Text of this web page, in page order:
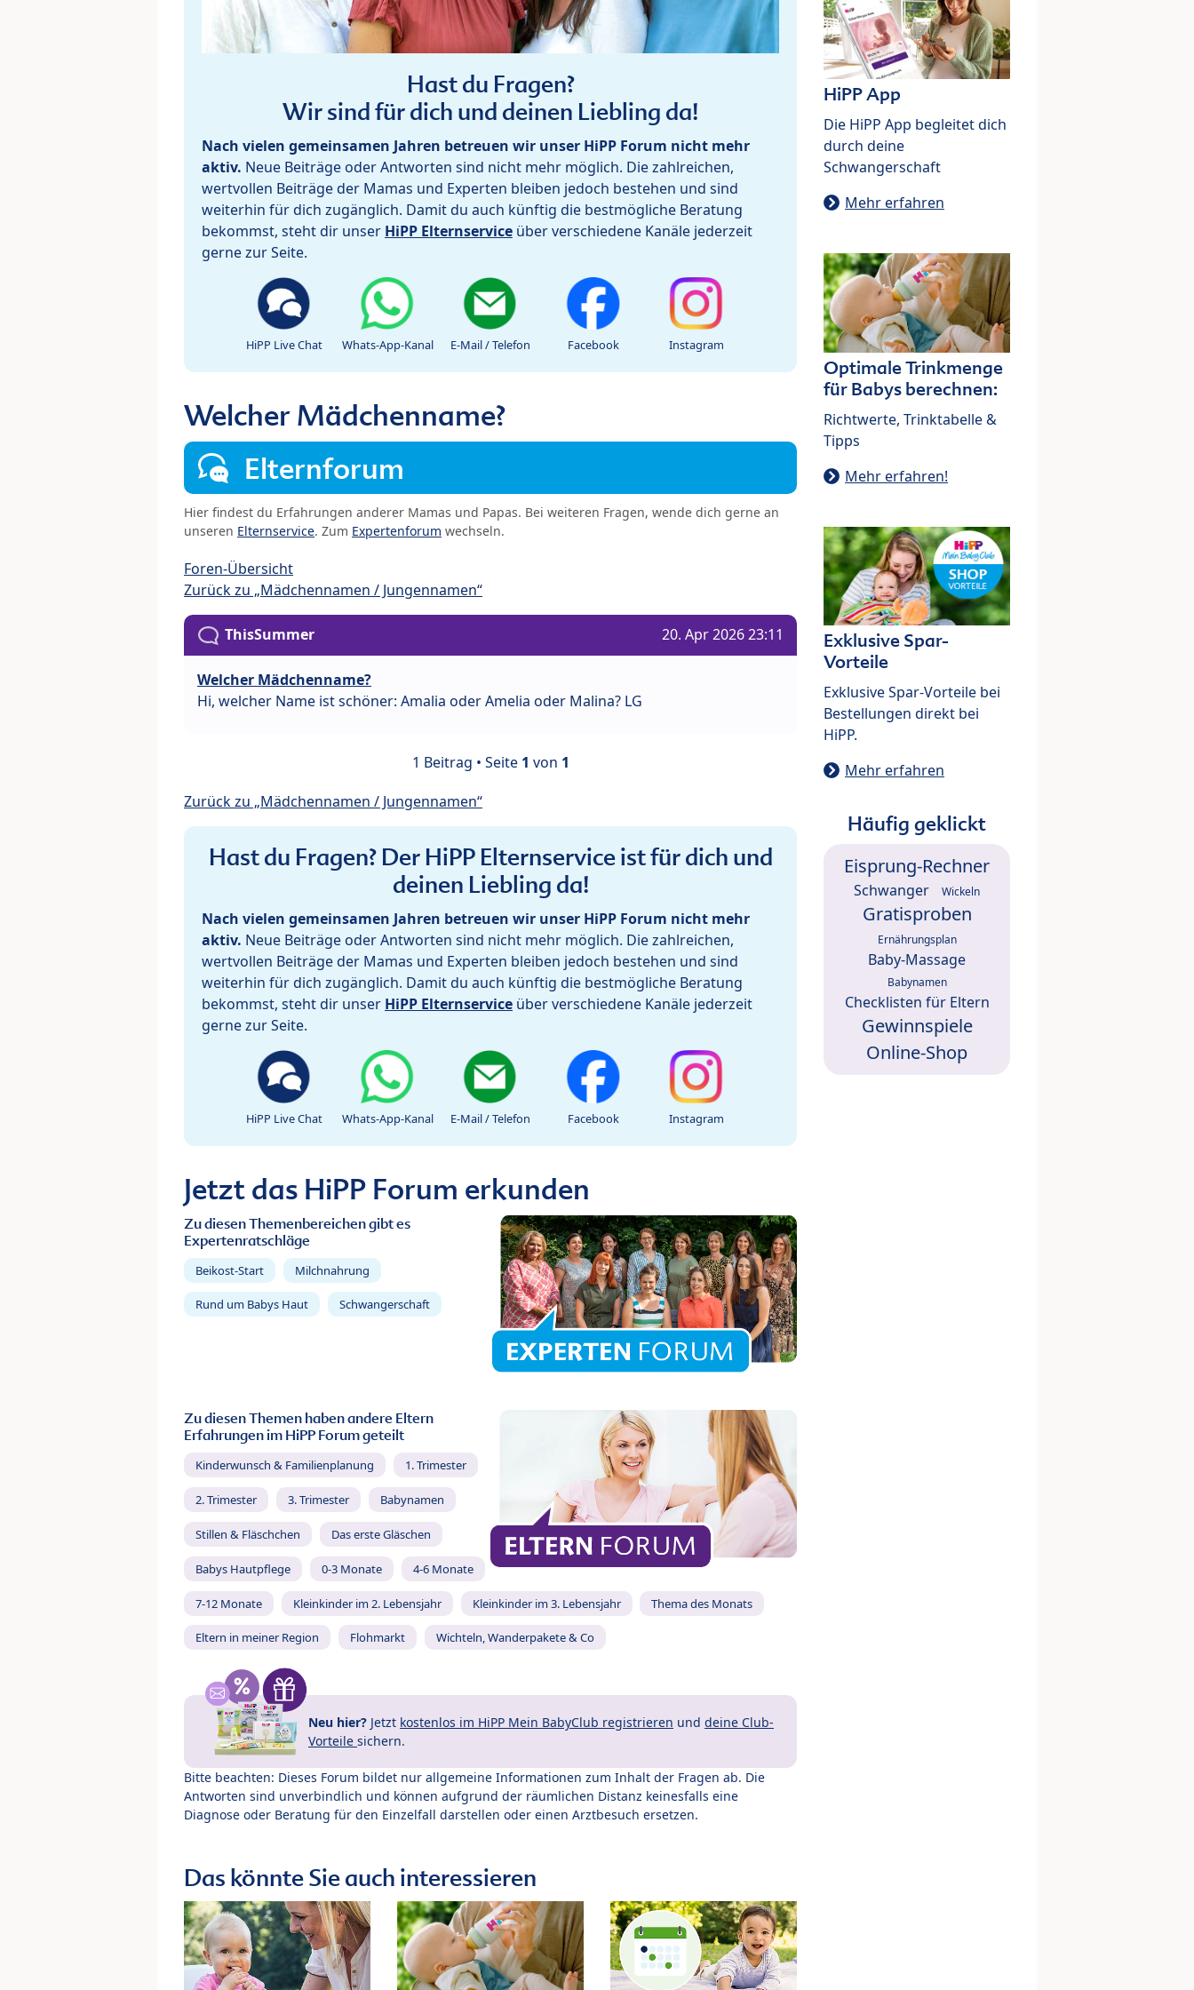
Hast du Fragen?
Wir sind für dich und deinen Liebling da!
Nach vielen gemeinsamen Jahren betreuen wir unser HiPP Forum nicht mehr
aktiv. Neue Beiträge oder Antworten sind nicht mehr möglich. Die zahlreichen,
wertvollen Beiträge der Mamas und Experten bleiben jedoch bestehen und sind
weiterhin für dich zugänglich. Damit du auch künftig die bestmögliche Beratung
bekommst, steht dir unser HiPP Elternservice über verschiedene Kanäle jederzeit
gerne zur Seite.
HiPP Live Chat Whats-App-Kanal E-Mail / Telefon Facebook Instagram
Welcher Mädchenname?
Elternforum
Hier findest du Erfahrungen anderer Mamas und Papas. Bei weiteren Fragen, wende dich gerne an
unseren Elternservice. Zum Expertenforum wechseln.
Foren-Übersicht
Zurück zu „Mädchennamen / Jungennamen“
ThisSummer 20. Apr 2026 23:11
Welcher Mädchenname?
Hi, welcher Name ist schöner: Amalia oder Amelia oder Malina? LG
1 Beitrag • Seite 1 von 1
Zurück zu „Mädchennamen / Jungennamen“
Hast du Fragen? Der HiPP Elternservice ist für dich und
deinen Liebling da!
Nach vielen gemeinsamen Jahren betreuen wir unser HiPP Forum nicht mehr
aktiv. Neue Beiträge oder Antworten sind nicht mehr möglich. Die zahlreichen,
wertvollen Beiträge der Mamas und Experten bleiben jedoch bestehen und sind
weiterhin für dich zugänglich. Damit du auch künftig die bestmögliche Beratung
bekommst, steht dir unser HiPP Elternservice über verschiedene Kanäle jederzeit
gerne zur Seite.
HiPP Live Chat Whats-App-Kanal E-Mail / Telefon Facebook Instagram
Jetzt das HiPP Forum erkunden
Zu diesen Themenbereichen gibt es
Expertenratschläge
Beikost-Start Milchnahrung
Rund um Babys Haut Schwangerschaft
Zu diesen Themen haben andere Eltern
Erfahrungen im HiPP Forum geteilt
Kinderwunsch & Familienplanung 1. Trimester
2. Trimester 3. Trimester Babynamen
Stillen & Fläschchen Das erste Gläschen
Babys Hautpflege 0-3 Monate 4-6 Monate
7-12 Monate Kleinkinder im 2. Lebensjahr Kleinkinder im 3. Lebensjahr Thema des Monats
Eltern in meiner Region Flohmarkt Wichteln, Wanderpakete & Co
Neu hier? Jetzt kostenlos im HiPP Mein BabyClub registrieren und deine Club-
Vorteile sichern.
Bitte beachten: Dieses Forum bildet nur allgemeine Informationen zum Inhalt der Fragen ab. Die
Antworten sind unverbindlich und können aufgrund der räumlichen Distanz keinesfalls eine
Diagnose oder Beratung für den Einzelfall darstellen oder einen Arztbesuch ersetzen.
Das könnte Sie auch interessieren
HiPP App
Die HiPP App begleitet dich
durch deine
Schwangerschaft
Mehr erfahren
Optimale Trinkmenge
für Babys berechnen:
Richtwerte, Trinktabelle &
Tipps
Mehr erfahren!
Exklusive Spar-
Vorteile
Exklusive Spar-Vorteile bei
Bestellungen direkt bei
HiPP.
Mehr erfahren
Häufig geklickt
Eisprung-Rechner
Schwanger Wickeln
Gratisproben
Ernährungsplan
Baby-Massage
Babynamen
Checklisten für Eltern
Gewinnspiele
Online-Shop